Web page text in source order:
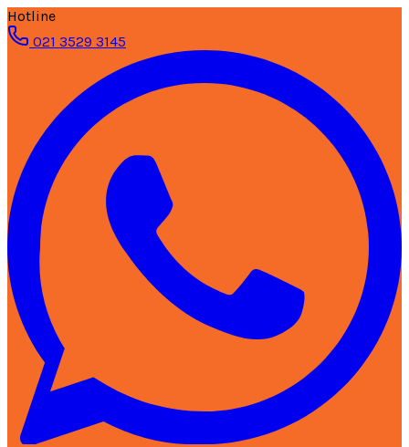
Hotline
021 3529 3145